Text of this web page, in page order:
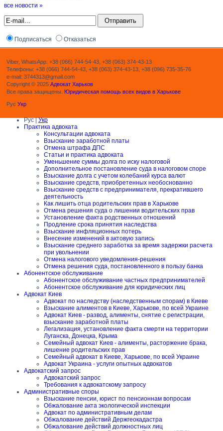
все новости »
Подписаться Отказаться
Viber, WhatsApp: +38 (066) 744-54-43, +38 (063) 374-43-13
Телефоны: +38 (066) 744-54-43, +38 (063) 374-43-13, +38 (096) 735-35-76
e-mail: 3744313@gmail.com
Copyright © 2025 Адвокат Харьков
Все права защищены. Юридическая помощь всех видов в Харькове
Рус Укр
Рус |Укр
Практика адвоката
Консультации адвоката
Взыскание заработной платы
Отмена штрафа ДПС
Статьи и практика адвоката
Уменьшение суммы долга по иску налоговой
Дополнительное постановление суда в налоговом споре
Взыскание долга с учетом колебаний курса валют
Взыскание средств, приобретенных необоснованно
Взыскание средств с предпринимателя, прекратившего
деятельность
Как лишить отца родительских прав в Харькове
Отмена решения суда о лишении водительских прав
Установление факта родственных отношений
Продление срока принятия наследства
Взыскание инфляционных потерь
Внесение изменений в актовую запись
Взыскание среднего заработка за время задержки расчета
при увольнении
Отмена налогового уведомления-решения
Отмена решения суда, постановленного в пользу банка
Абонентское обслуживание
Абонентское обслуживание частных предпринимателей
Абонентское обслуживание для юридических лиц
Адвокат Киев
Адвокат по наследству (наследственным спорам) в Киеве
Взыскание алиментов в Киеве, Харькове, по всей Украине
Адвокат Киев - развод, алименты, снятие с регистрации,
взыскание заработной платы
Легализация, установление факта смерти на территории
Луганска, Донецка, Крыма
Семейный адвокат Киев - алименты, расторжение брака,
лишение родительских прав
Семейный адвокат в Киеве, Харькове, по всей Украине
Адвокат Украина - услуги опытных адвокатов
Адвокатский запрос
Адвокатский запрос
Требования к адвокатскому запросу
Административные споры
Взыскание пенсии, юрист по пенсионнам вопросам
Обжалование акта экологической инспекции
Адвокат по административным делам
Обжалование действий Держгеокадастра
Обжалование действий должностных лиц